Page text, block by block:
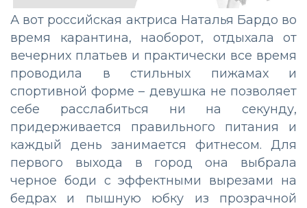
А вот российская актриса Наталья Бардо во
время карантина, наоборот, отдыхала от
вечерних платьев и практически все время
проводила в стильных пижамах и
спортивной форме – девушка не позволяет
себе расслабиться ни на секунду,
придерживается правильного питания и
каждый день занимается фитнесом. Для
первого выхода в город она выбрала
черное боди с эффектными вырезами на
бедрах и пышную юбку из прозрачной